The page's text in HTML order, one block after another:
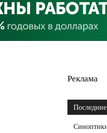
Реклама